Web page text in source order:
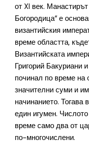
от XI век.
Богородица“ е
византийския
време областта,
Византийската
Григорий Бакуриани
починал по време на
значителни суми и
начинанието.
един игумен.
време само два от
по-многочислени.